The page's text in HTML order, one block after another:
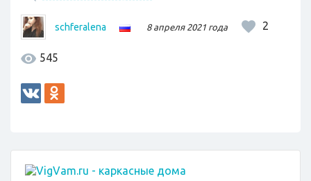
schferalena 8 апреля 2021 года 2
545